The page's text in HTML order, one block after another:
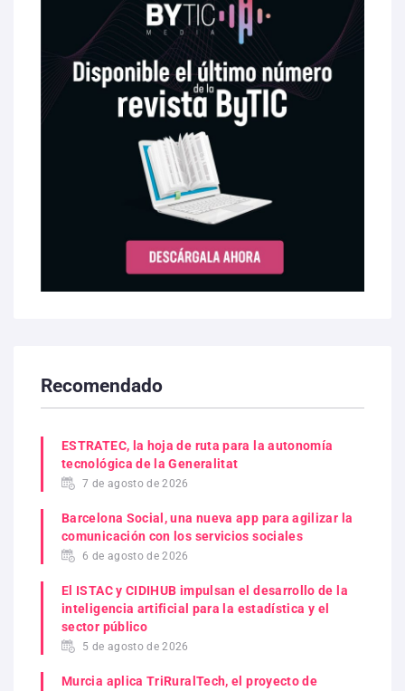
Recomendado
ESTRATEC, la hoja de ruta para la autonomía
tecnológica de la Generalitat
7 de agosto de 2026
Barcelona Social, una nueva app para agilizar la
comunicación con los servicios sociales
6 de agosto de 2026
El ISTAC y CIDIHUB impulsan el desarrollo de la
inteligencia artificial para la estadística y el
sector público
5 de agosto de 2026
Murcia aplica TriRuralTech, el proyecto de